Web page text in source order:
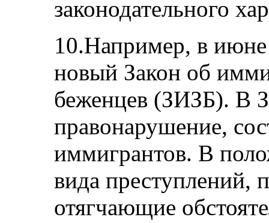
законодательного
10.Например, в июне
новый Закон об
беженцев (ЗИЗБ). В
правонарушение,
иммигрантов. В
вида преступлений,
отягчающие